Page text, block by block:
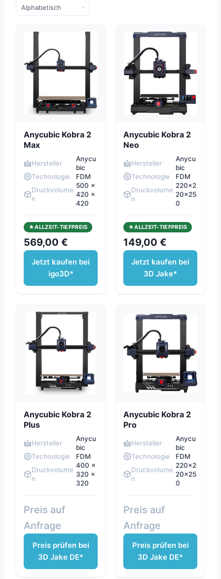
Anycubic Kobra 2
Max
Hersteller
Anycu
bic
Technologie
FDM
Druckvolume
n
500 x
420 x
420
ALLZEIT-TIEFPREIS
569,00 €
Jetzt kaufen bei
igo3D*
Anycubic Kobra 2
Neo
Hersteller
Anycu
bic
Technologie
FDM
Druckvolume
n
220x2
20x25
0
ALLZEIT-TIEFPREIS
149,00 €
Jetzt kaufen bei
3D Jake*
Anycubic Kobra 2
Plus
Hersteller
Anycu
bic
Technologie
FDM
Druckvolume
n
400 x
320 x
320
Preis auf
Anfrage
Preis prüfen bei
3D Jake DE*
Anycubic Kobra 2
Pro
Hersteller
Anycu
bic
Technologie
FDM
Druckvolume
n
220x2
20x25
0
Preis auf
Anfrage
Preis prüfen bei
3D Jake DE*